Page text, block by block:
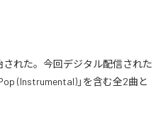
された。今回デジタル配信された
(Instrumental)」を含む全2曲と